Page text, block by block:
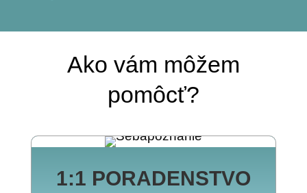
Ako vám môžem
pomôcť?
1:1 PORADENSTVO